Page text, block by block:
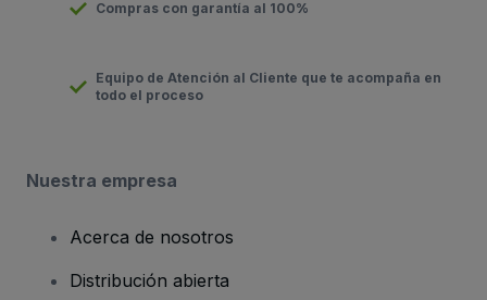
Compras con garantía al 100%
Equipo de Atención al Cliente que te acompaña en
todo el proceso
Nuestra empresa
Acerca de nosotros
Distribución abierta